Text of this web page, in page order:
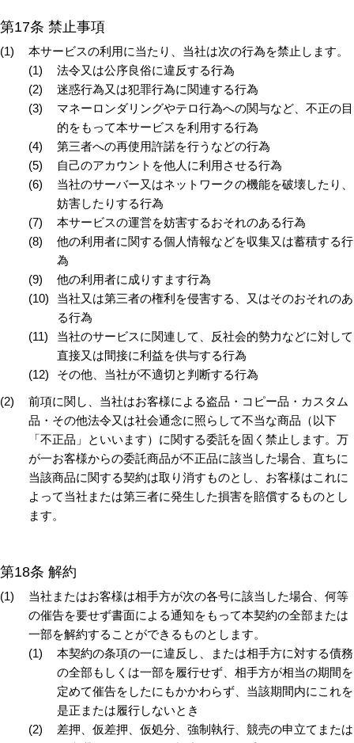
第17条 禁止事項
本サービスの利用に当たり、当社は次の行為を禁止します。
法令又は公序良俗に違反する行為
迷惑行為又は犯罪行為に関連する行為
マネーロンダリングやテロ行為への関与など、不正の目
的をもって本サービスを利用する行為
第三者への再使用許諾を行うなどの行為
自己のアカウントを他人に利用させる行為
当社のサーバー又はネットワークの機能を破壊したり、
妨害したりする行為
本サービスの運営を妨害するおそれのある行為
他の利用者に関する個人情報などを収集又は蓄積する行
為
他の利用者に成りすます行為
当社又は第三者の権利を侵害する、又はそのおそれのあ
る行為
当社のサービスに関連して、反社会的勢力などに対して
直接又は間接に利益を供与する行為
その他、当社が不適切と判断する行為
前項に関し、当社はお客様による盗品・コピー品・カスタム
品・その他法令又は社会通念に照らして不当な商品（以下
「不正品」といいます）に関する委託を固く禁止します。万
が一お客様からの委託商品が不正品に該当した場合、直ちに
当該商品に関する契約は取り消すものとし、お客様はこれに
よって当社または第三者に発生した損害を賠償するものとし
ます。
第18条 解約
当社またはお客様は相手方が次の各号に該当した場合、何等
の催告を要せず書面による通知をもって本契約の全部または
一部を解約することができるものとします。
本契約の条項の一に違反し、または相手方に対する債務
の全部もしくは一部を履行せず、相手方が相当の期間を
定めて催告をしたにもかかわらず、当該期間内にこれを
是正または履行しないとき
差押、仮差押、仮処分、強制執行、競売の申立てまたは